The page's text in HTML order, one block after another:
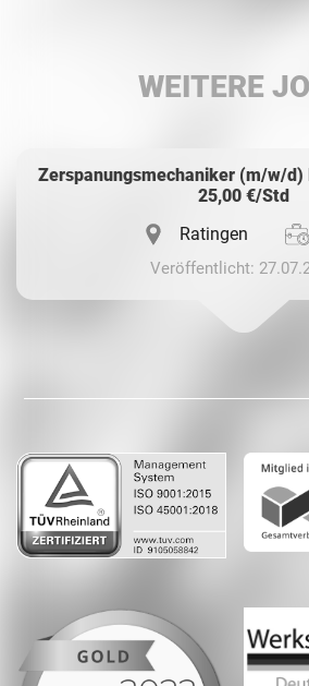
WEITERE
Zerspanungsmechaniker (m/w/d)
25,00 €/Std
Ratingen
Veröffentlicht: